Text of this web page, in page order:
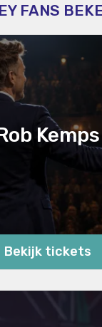
FANS
Kemps
Bekijk tickets